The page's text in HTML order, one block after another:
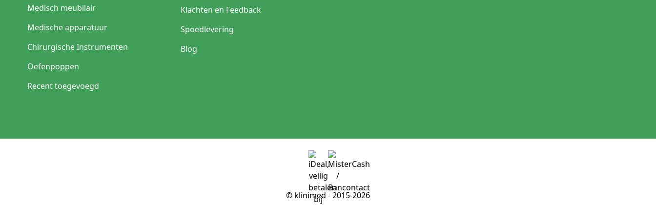
Medisch meubilair
Medische apparatuur
Chirurgische Instrumenten
Oefenpoppen
Recent toegevoegd
Klachten en Feedback
Spoedlevering
Blog
© klinimed - 2015-2026